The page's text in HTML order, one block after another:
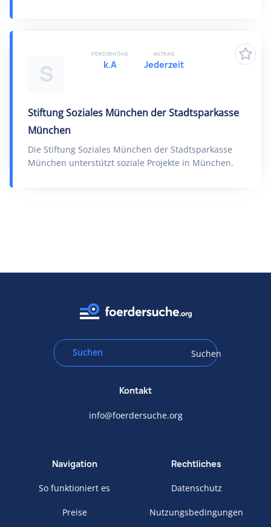
S
Stiftung Soziales München der Stadtsparkasse
München
Die Stiftung Soziales München der Stadtsparkasse
München unterstützt soziale Projekte in München.
FÖRDERHÖHE
k.A
ANTRAG
Jederzeit
Suchen
Kontakt
info@foerdersuche.org
Navigation
So funktioniert es
Preise
Rechtliches
Datenschutz
Nutzungsbedingungen